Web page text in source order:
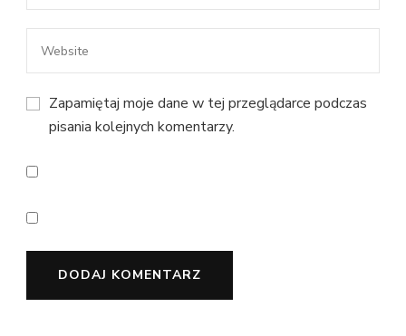
Zapamiętaj moje dane w tej przeglądarce podczas
pisania kolejnych komentarzy.